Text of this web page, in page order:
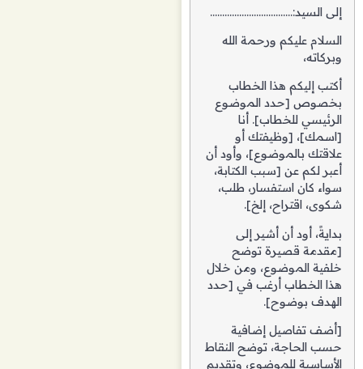
إلى السيد:…………………………….
السلام عليكم ورحمة الله
وبركاته،
أكتب إليكم هذا الخطاب
بخصوص [حدد الموضوع
الرئيسي للخطاب]. أنا
[اسمك]، [وظيفتك أو
علاقتك بالموضوع]، وأود أن
أعبر لكم عن [سبب الكتابة،
سواء كان استفسار، طلب،
شكوى، اقتراح، إلخ].
بدايةً، أود أن أشير إلى
[مقدمة قصيرة توضح
خلفية الموضوع، ومن خلال
هذا الخطاب أرغب في [حدد
الهدف بوضوح].
[أضف تفاصيل إضافية
حسب الحاجة، توضح النقاط
الأساسية للموضوع، وتقديم